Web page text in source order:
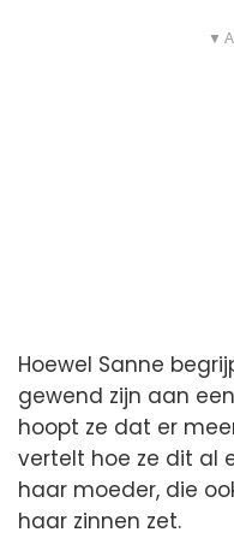
▼
Hoewel Sanne
gewend zijn aan
hoopt ze dat er
vertelt hoe ze dit al
haar moeder, die
haar zinnen zet.